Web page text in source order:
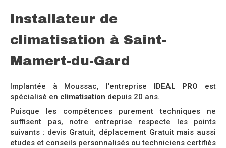
Installateur de
climatisation à Saint-
Mamert-du-Gard
Implantée à Moussac, l'entreprise IDEAL PRO est
spécialisé en climatisation depuis 20 ans.
Puisque les compétences purement techniques ne
suffisent pas, notre entreprise respecte les points
suivants : devis Gratuit, déplacement Gratuit mais aussi
etudes et conseils personnalisés ou techniciens certifiés